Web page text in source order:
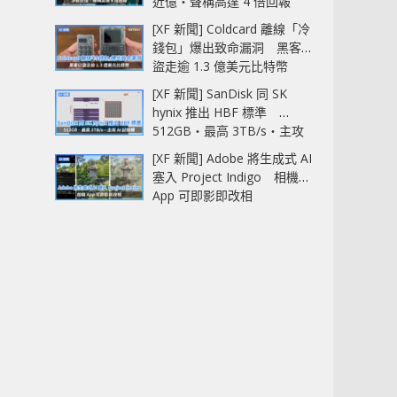
[XF 新聞] Coldcard 離線「冷
錢包」爆出致命漏洞 黑客已
盜走逾 1.3 億美元比特幣
[XF 新聞] SanDisk 同 SK
hynix 推出 HBF 標準
512GB‧最高 3TB/s‧主攻
AI 記憶體
[XF 新聞] Adobe 將生成式 AI
塞入 Project Indigo 相機
App 可即影即改相